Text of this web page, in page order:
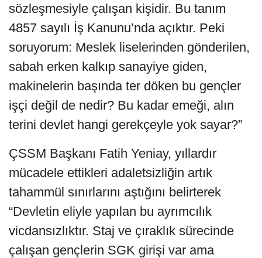
sözleşmesiyle çalışan kişidir. Bu tanım
4857 sayılı İş Kanunu’nda açıktır. Peki
soruyorum: Meslek liselerinden gönderilen,
sabah erken kalkıp sanayiye giden,
makinelerin başında ter döken bu gençler
işçi değil de nedir? Bu kadar emeği, alın
terini devlet hangi gerekçeyle yok sayar?”
ÇSSM Başkanı Fatih Yeniay, yıllardır
mücadele ettikleri adaletsizliğin artık
tahammül sınırlarını aştığını belirterek
“Devletin eliyle yapılan bu ayrımcılık
vicdansızlıktır. Staj ve çıraklık sürecinde
çalışan gençlerin SGK girişi var ama